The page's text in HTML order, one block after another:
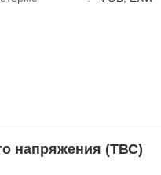
напряжения (ТВС)